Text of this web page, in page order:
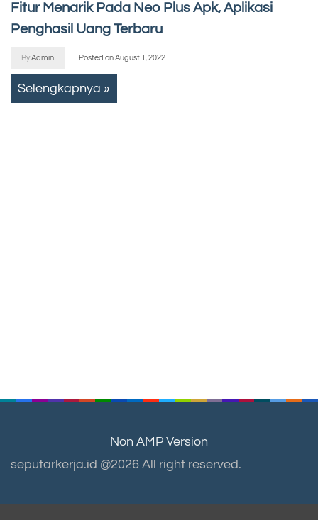
Fitur Menarik Pada Neo Plus Apk, Aplikasi
Penghasil Uang Terbaru
ByAdmin Posted onAugust 1, 2022
Selengkapnya »
Non AMP Version
seputarkerja.id @2026 All right reserved.